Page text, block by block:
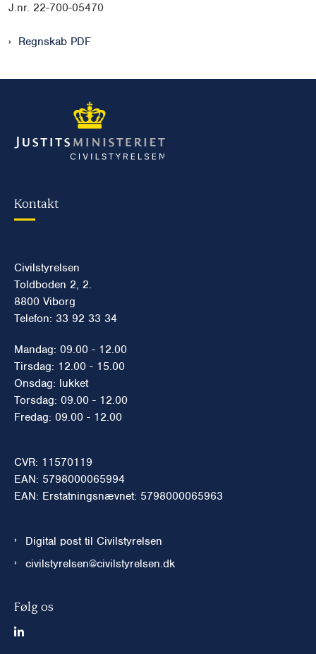
J.nr. 22-700-05470
Regnskab PDF
Kontakt
Civilstyrelsen
Toldboden 2, 2.
8800 Viborg
Telefon: 33 92 33 34
Mandag: 09.00 - 12.00
Tirsdag: 12.00 - 15.00
Onsdag: lukket
Torsdag: 09.00 - 12.00
Fredag: 09.00 - 12.00
CVR: 11570119
EAN: 5798000065994
EAN: Erstatningsnævnet: 5798000065963
Digital post til Civilstyrelsen
civilstyrelsen@civilstyrelsen.dk
Følg os